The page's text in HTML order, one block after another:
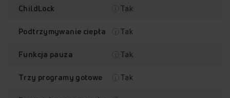
do topienia (40°C)
do duszenia (70°C)
Amica PIH6540PHTULN 3.0
ChildLock Tak
Podtrzymywanie ciepła Tak
Funkcja pauza Tak
Trzy programy gotowe Tak